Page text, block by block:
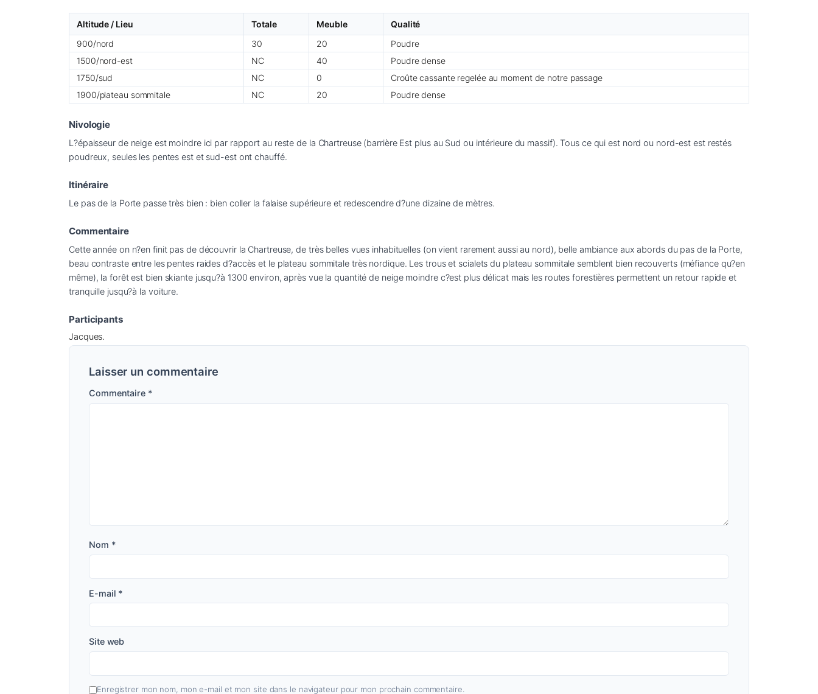
Altitude / Lieu Totale Meuble
Qualité
900/nord
30 20
Poudre
1500/nord-est
NC 40
Poudre dense
1750/sud
NC 0
Croûte cassante regelée au moment de notre passage
1900/plateau sommitale
NC 20 Poudre dense
Nivologie
L?épaisseur de neige est moindre ici par rapport au reste de la Chartreuse (barrière Est plus au Sud ou intérieure du massif). Tous ce qui est nord ou nord-est est restés
poudreux, seules les pentes est et sud-est ont chauffé.
Itinéraire
Le pas de la Porte passe très bien : bien coller la falaise supérieure et redescendre d?une dizaine de mètres.
Commentaire
Cette année on n?en finit pas de découvrir la Chartreuse, de très belles vues inhabituelles (on vient rarement aussi au nord), belle ambiance aux abords du pas de la Porte,
beau contraste entre les pentes raides d?accès et le plateau sommitale très nordique. Les trous et scialets du plateau sommitale semblent bien recouverts (méfiance qu?en
même), la forêt est bien skiante jusqu?à 1300 environ, après vue la quantité de neige moindre c?est plus délicat mais les routes forestières permettent un retour rapide et
tranquille jusqu?à la voiture.
Participants
Jacques.
Laisser un commentaire
Commentaire *
Nom *
E-mail *
Site web
Enregistrer mon nom, mon e-mail et mon site dans le navigateur pour mon prochain commentaire.